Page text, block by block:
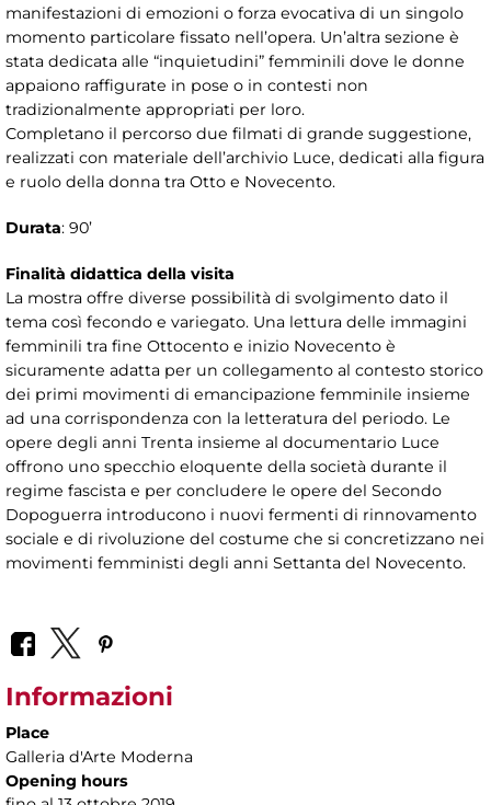
manifestazioni di emozioni o forza evocativa di un singolo
momento particolare fissato nell’opera. Un’altra sezione è
stata dedicata alle “inquietudini” femminili dove le donne
appaiono raffigurate in pose o in contesti non
tradizionalmente appropriati per loro.
Completano il percorso due filmati di grande suggestione,
realizzati con materiale dell’archivio Luce, dedicati alla figura
e ruolo della donna tra Otto e Novecento.
Durata: 90’
Finalità didattica della visita
La mostra offre diverse possibilità di svolgimento dato il
tema così fecondo e variegato. Una lettura delle immagini
femminili tra fine Ottocento e inizio Novecento è
sicuramente adatta per un collegamento al contesto storico
dei primi movimenti di emancipazione femminile insieme
ad una corrispondenza con la letteratura del periodo. Le
opere degli anni Trenta insieme al documentario Luce
offrono uno specchio eloquente della società durante il
regime fascista e per concludere le opere del Secondo
Dopoguerra introducono i nuovi fermenti di rinnovamento
sociale e di rivoluzione del costume che si concretizzano nei
movimenti femministi degli anni Settanta del Novecento.
Informazioni
Place
Galleria d'Arte Moderna
Opening hours